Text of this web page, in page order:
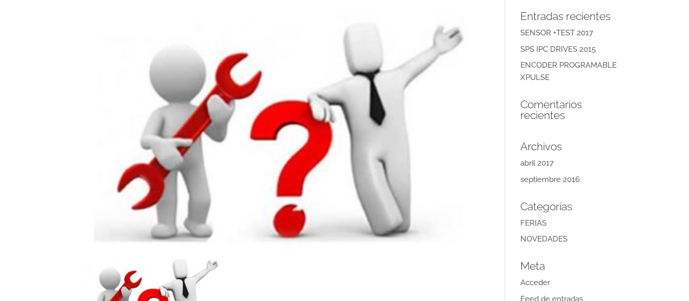
Entradas recientes
SENSOR +TEST 2017
SPS IPC DRIVES 2015
ENCODER PROGRAMABLE
XPULSE
Comentarios
recientes
Archivos
abril 2017
septiembre 2016
Categorías
FERIAS
NOVEDADES
Meta
Acceder
Feed de entradas